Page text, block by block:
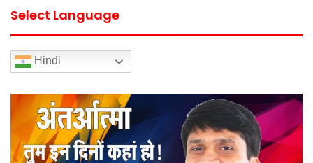
Select Language
Hindi